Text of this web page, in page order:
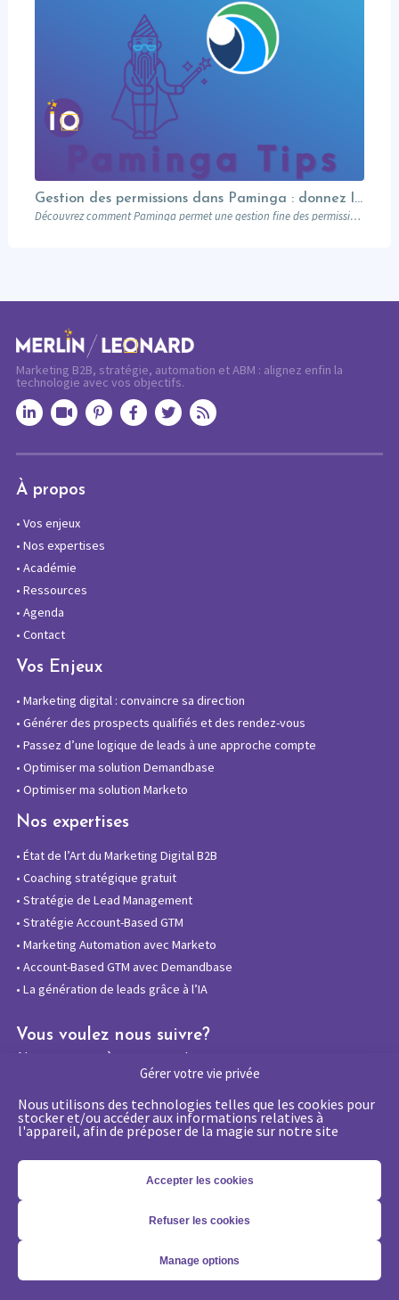
Gérer votre vie privée
Nous utilisons des technologies telles que les cookies pour
stocker et/ou accéder aux informations relatives à
l'appareil, afin de préposer de la magie sur notre site
Accepter les cookies
Refuser les cookies
Manage options
Gestion des permissions dans Paminga : donnez les bons droits aux bonnes personnes
Découvrez comment Paminga permet une gestion fine des permissions : rôles, équipes, workspaces et contrôle au niveau des champs. Sécurisez votre marketing automation.
Marketing B2B, stratégie, automation et ABM : alignez enfin la
technologie avec vos objectifs.
À propos
• Vos enjeux
• Nos expertises
• Académie
• Ressources
• Agenda
• Contact
Vos Enjeux
• Marketing digital : convaincre sa direction
• Générer des prospects qualifiés et des rendez-vous
• Passez d’une logique de leads à une approche compte
• Optimiser ma solution Demandbase
• Optimiser ma solution Marketo
Nos expertises
• État de l’Art du Marketing Digital B2B
• Coaching stratégique gratuit
• Stratégie de Lead Management
• Stratégie Account-Based GTM
• Marketing Automation avec Marketo
• Account-Based GTM avec Demandbase
• La génération de leads grâce à l’IA
Vous voulez nous suivre?
Abonnez-vous à notre newsletter
Copyright 2026 - © Merlin/Leonard -Mentions légales
de confidentialité